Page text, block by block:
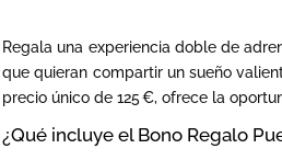
Regala una experiencia doble de
que quieran compartir un sueño
precio único de 125 €, ofrece la
¿Qué incluye el Bono Regalo